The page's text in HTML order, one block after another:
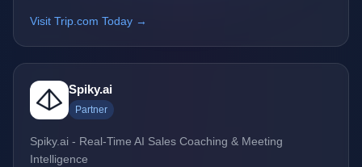
Visit Trip.com Today →
Spiky.ai
Partner
Spiky.ai - Real-Time AI Sales Coaching & Meeting
Intelligence